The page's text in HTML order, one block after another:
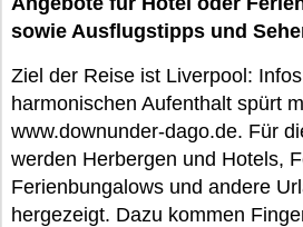
sowie Ausflugstipps und
Ziel der Reise ist Liverpool:
harmonischen Aufenthalt spürt
www.downunder-dago.de. Für
werden Herbergen und Hotels,
Ferienbungalows und andere
hergezeigt. Dazu kommen